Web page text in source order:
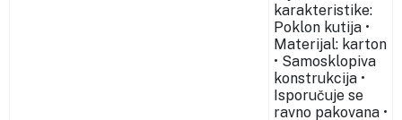
karakteristike:
Poklon kutija •
Materijal: karton
• Samosklopiva
konstrukcija •
Isporučuje se
ravno pakovana •